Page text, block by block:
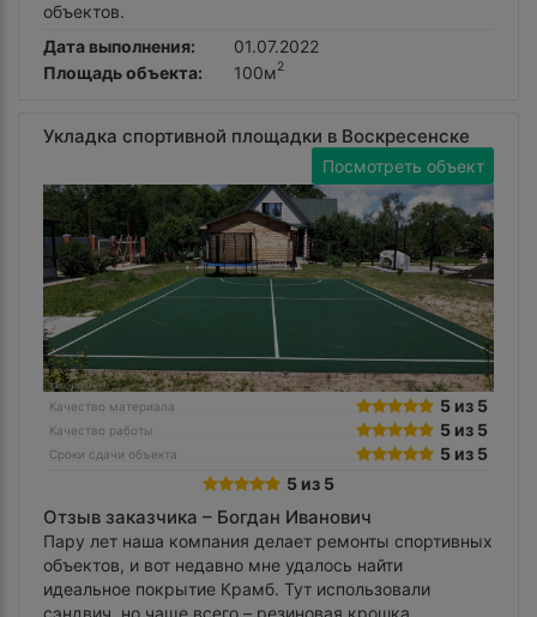
объектов.
Дата выполнения:
01.07.2022
Площадь объекта:
100м2
Укладка спортивной площадки в Воскресенске
Посмотреть объект
Качество материала 5 из 5
Качество работы 5 из 5
Сроки сдачи объекта
5 из 5
5 из 5
Отзыв заказчика – Богдан Иванович
Пару лет наша компания делает ремонты спортивных
объектов, и вот недавно мне удалось найти
идеальное покрытие Крамб. Тут использовали